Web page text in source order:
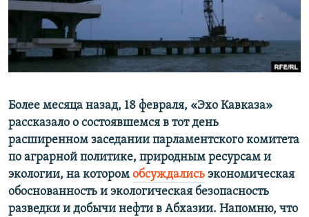
СПОРТ
МИР
БЛОГИ
ГОЛОСА
ЧИТАЕМ ПРЕССУ
АРХИВ РАДИОПРОГРАММЫ
Все сайты РСЕ/РС
Более месяца назад, 18 февраля, «Эхо Кавказа»
рассказало о состоявшемся в тот день
расширенном заседании парламентского комитета
по аграрной политике, природным ресурсам и
экологии, на котором обсуждались экономическая
обоснованность и экологическая безопасность
разведки и добычи нефти в Абхазии. Напомню, что